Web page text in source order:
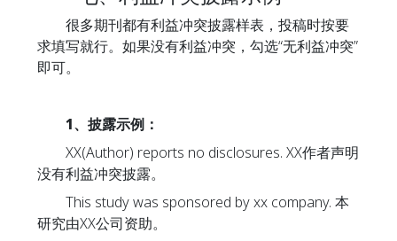
很多期刊都有利益冲突披露样表，投稿时按要
求填写就行。如果没有利益冲突，勾选“无利益冲突”
即可。
1、披露示例：
XX(Author) reports no disclosures. XX作者声明
没有利益冲突披露。
This study was sponsored by xx company. 本
研究由XX公司资助。